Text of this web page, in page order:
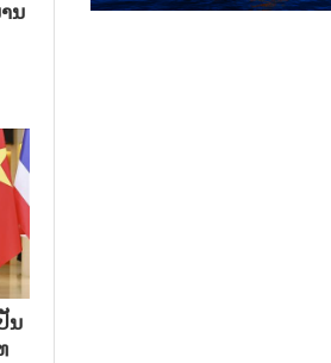
ນ
ນ